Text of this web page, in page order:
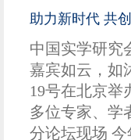
助力新时代 共
中国实学研究
嘉宾如云，如
19号在北京举
多位专家、学
分论坛现场 今